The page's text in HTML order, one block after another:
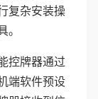
复杂安装操
控牌器通过
端软件预设